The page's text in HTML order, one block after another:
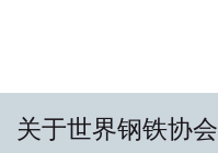
关于世界钢铁协会